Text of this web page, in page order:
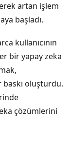
artan işlem
başladı.
kullanıcının
bir yapay zeka
oluşturdu.
çözümlerini